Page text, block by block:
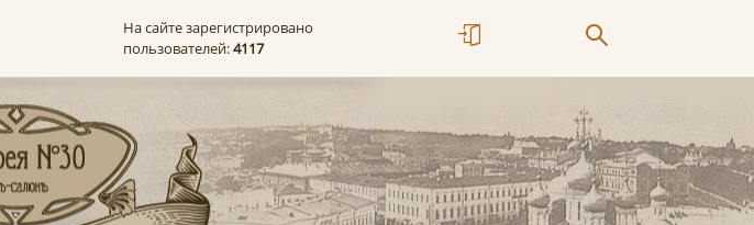
На сайте зарегистрировано
пользователей:4117